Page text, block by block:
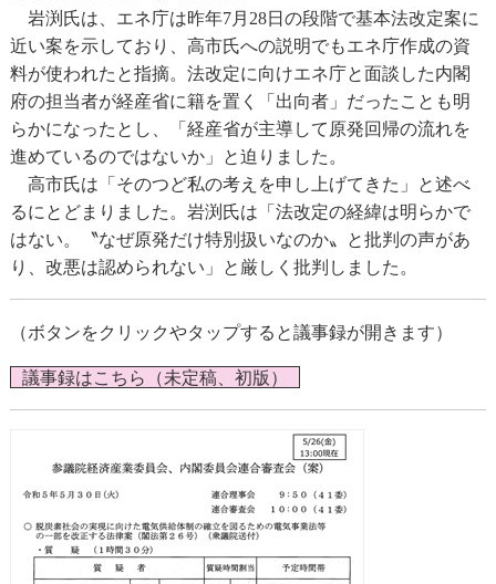
岩渕氏は、エネ庁は昨年7月28日の段階で基本法改定案に
近い案を示しており、高市氏への説明でもエネ庁作成の資
料が使われたと指摘。法改定に向けエネ庁と面談した内閣
府の担当者が経産省に籍を置く「出向者」だったことも明
らかになったとし、「経産省が主導して原発回帰の流れを
進めているのではないか」と迫りました。
高市氏は「そのつど私の考えを申し上げてきた」と述べ
るにとどまりました。岩渕氏は「法改定の経緯は明らかで
はない。〝なぜ原発だけ特別扱いなのか〟と批判の声があ
り、改悪は認められない」と厳しく批判しました。
（ボタンをクリックやタップすると議事録が開きます）
議事録はこちら（未定稿、初版）